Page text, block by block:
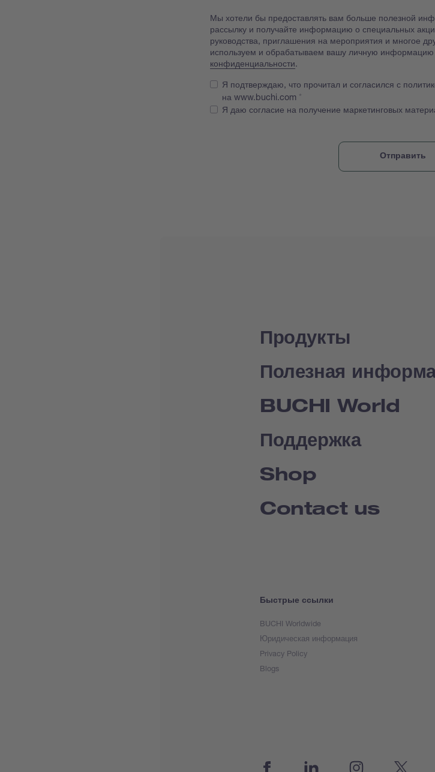
Мы хотели бы предоставлять вам больше полезной
рассылку и получайте информацию о специальных
руководства, приглашения на мероприятия и многое
используем и обрабатываем вашу личную
конфиденциальности.
Я подтверждаю, что прочитал и согласился с
на www.buchi.com
Я даю согласие на получение маркетинговых
Продукты
Полезная
BUCHI World
Поддержка
Shop
Contact us
Быстрые ссылки
BUCHI Worldwide
Юридическая информация
Privacy Policy
Blogs